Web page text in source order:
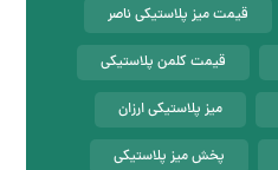
قیمت میز پلاستیکی ناصر
قیمت کلمن پلاستیکی
میز پلاستیکی ارزان
پخش میز پلاستیکی